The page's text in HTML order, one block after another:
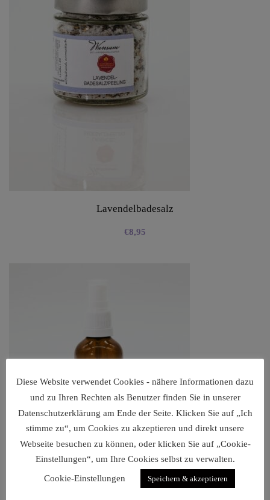
Lavendelbadesalz
€8,95
Diese Website verwendet Cookies - nähere Informationen dazu
und zu Ihren Rechten als Benutzer finden Sie in unserer
Datenschutzerklärung am Ende der Seite. Klicken Sie auf „Ich
stimme zu“, um Cookies zu akzeptieren und direkt unsere
Webseite besuchen zu können, oder klicken Sie auf „Cookie-
Einstellungen“, um Ihre Cookies selbst zu verwalten.
Cookie-Einstellungen
Speichern & akzeptieren